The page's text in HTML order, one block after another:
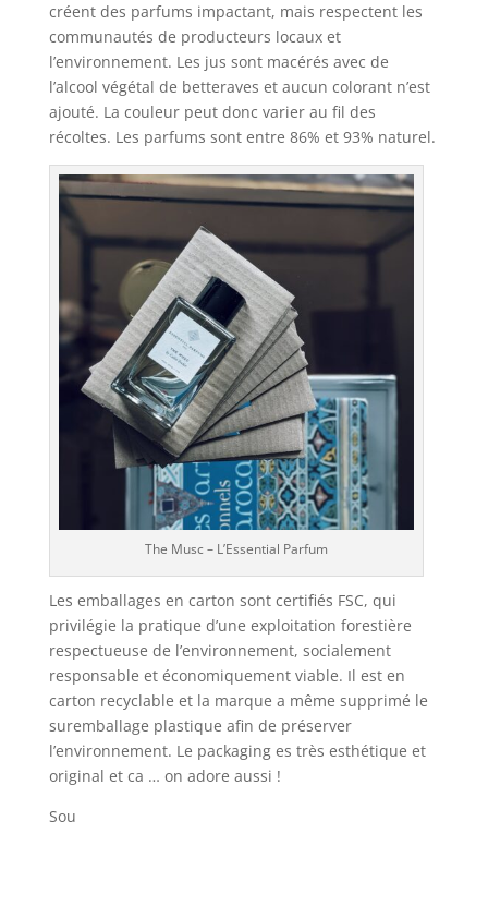
créent des parfums impactant, mais respectent les
communautés de producteurs locaux et
l’environnement. Les jus sont macérés avec de
l’alcool végétal de betteraves et aucun colorant n’est
ajouté. La couleur peut donc varier au fil des
récoltes. Les parfums sont entre 86% et 93% naturel.
The Musc – L’Essential Parfum
Les emballages en carton sont certifiés FSC, qui
privilégie la pratique d’une exploitation forestière
respectueuse de l’environnement, socialement
responsable et économiquement viable. Il est en
carton recyclable et la marque a même supprimé le
suremballage plastique afin de préserver
l’environnement. Le packaging es très esthétique et
original et ca … on adore aussi !
Sou